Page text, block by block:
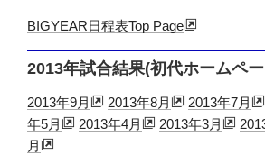
BIGYEAR日程表Top Page
2013年試合結果(初代ホームペ
2013年9月 2013年8月 2013年7月
年5月
2013年4月 2013年3月
月